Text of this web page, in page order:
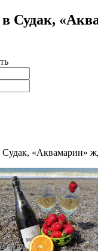
Судак,
«Аквамарин»